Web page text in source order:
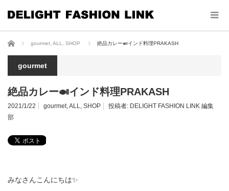
ホーム gourmet ALL SHOP 絶品カレー🍛インド料理PRAKASH
gourmet
絶品カレー🍛インド料理PRAKASH
2021/1/22 gourmet,ALL, SHOP 投稿者: DELIGHT FASHION LINK 編集
部
みなさんこんにちは✨